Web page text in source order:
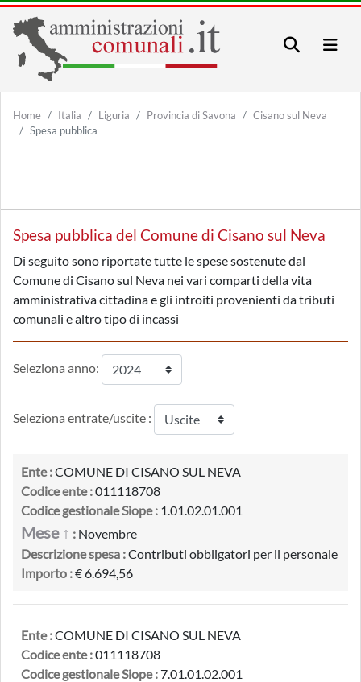
Home Italia Liguria Provincia di Savona
Cisano sul Neva
Spesa pubblica
Spesa pubblica del Comune di Cisano sul Neva
Di seguito sono riportate tutte le spese sostenute dal
Comune di Cisano sul Neva nei vari comparti della vita
amministrativa cittadina e gli introiti provenienti da tributi
comunali e altro tipo di incassi
Seleziona anno:
Seleziona entrate/uscite :
Ente :COMUNE DI CISANO SUL NEVA
Codice ente :011118708
Codice gestionale Siope : 1.01.02.01.001
Mese ↑ : Novembre
Descrizione spesa :Contributi obbligatori per il personale
Importo :€ 6.694,56
Ente :COMUNE DI CISANO SUL NEVA
Codice ente :011118708
Codice gestionale Siope :7.01.01.02.001